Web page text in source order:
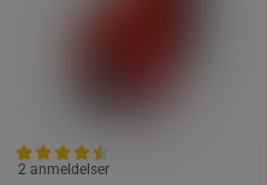
2 anmeldelser